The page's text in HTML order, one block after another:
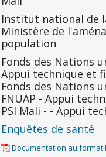
Institut national de
Ministère de
population
Fonds des Nations
Appui technique et
Fonds des Nations
FNUAP - Appui
PSI Mali - - Appui
Enquêtes de santé
Documentation au format